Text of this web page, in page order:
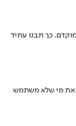
כך תבנו עתיד
את מי שלא משתמש